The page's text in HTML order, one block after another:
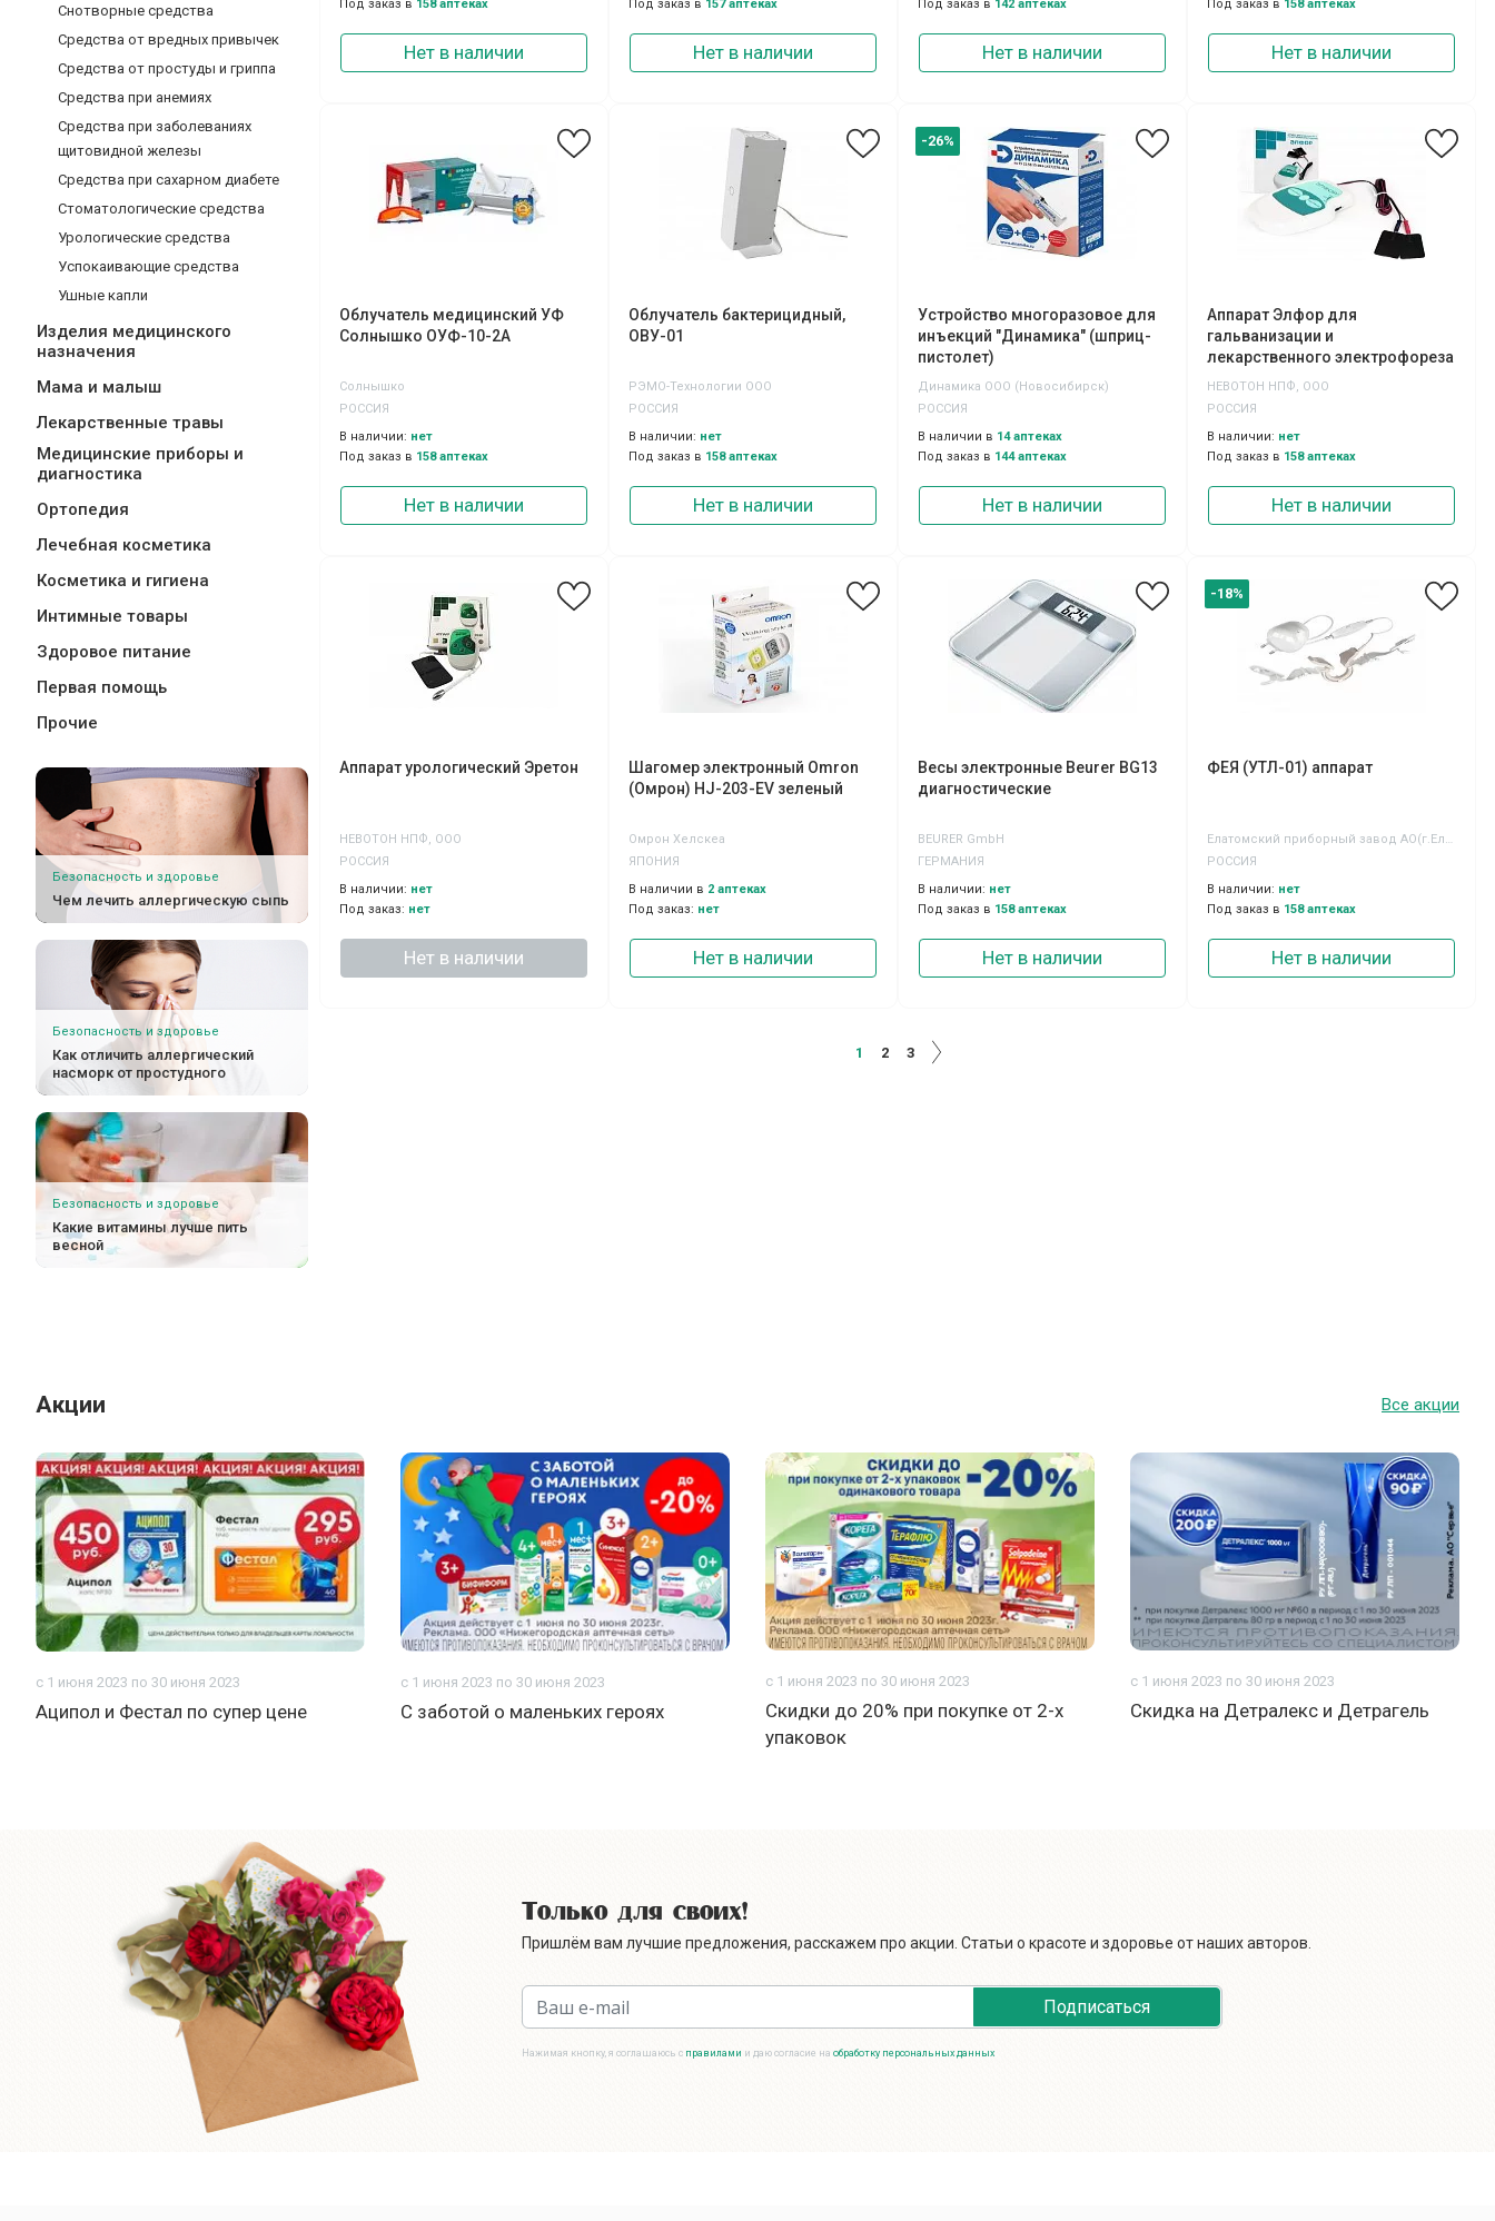
Снотворные средства
Средства от вредных привычек
Средства от простуды и гриппа
Средства при анемиях
Средства при заболеваниях
щитовидной железы
Средства при сахарном диабете
Стоматологические средства
Урологические средства
Успокаивающие средства
Ушные капли
Изделия медицинского
назначения
Мама и малыш
Лекарственные травы
Медицинские приборы и
диагностика
Ортопедия
Лечебная косметика
Косметика и гигиена
Интимные товары
Здоровое питание
Первая помощь
Прочие
Безопасность и здоровье
Чем лечить аллергическую сыпь
Безопасность и здоровье
Как отличить аллергический
насморк от простудного
Безопасность и здоровье
Какие витамины лучше пить
весной
Под заказ в 158 аптеках
Нет в наличии
Под заказ в 157 аптеках
Нет в наличии
Под заказ в 142 аптеках
Нет в наличии
Под заказ в 158 аптеках
Нет в наличии
Облучатель медицинский УФ
Солнышко ОУФ-10-2А
Солнышко
РОССИЯ
В наличии: нет
Под заказ в 158 аптеках
Нет в наличии
Облучатель бактерицидный,
ОВУ-01
РЭМО-Технологии ООО
РОССИЯ
В наличии: нет
Под заказ в 158 аптеках
Нет в наличии
-26%
Устройство многоразовое для
инъекций "Динамика" (шприц-
пистолет)
Динамика ООО (Новосибирск)
РОССИЯ
В наличии в 14 аптеках
Под заказ в 144 аптеках
Нет в наличии
Аппарат Элфор для
гальванизации и
лекарственного электрофореза
портативный
НЕВОТОН НПФ, ООО
РОССИЯ
В наличии: нет
Под заказ в 158 аптеках
Нет в наличии
Аппарат урологический Эретон
НЕВОТОН НПФ, ООО
РОССИЯ
В наличии: нет
Под заказ: нет
Нет в наличии
Шагомер электронный Omron
(Омрон) HJ-203-EV зеленый
Омрон Хелскеа
ЯПОНИЯ
В наличии в 2 аптеках
Под заказ: нет
Нет в наличии
Весы электронные Beurer BG13
диагностические
BEURER GmbH
ГЕРМАНИЯ
В наличии: нет
Под заказ в 158 аптеках
Нет в наличии
-18%
ФЕЯ (УТЛ-01) аппарат
РОССИЯ
В наличии: нет
Под заказ в 158 аптеках
Нет в наличии
1 2 3
Акции Все акции
с 1 июня 2023 по 30 июня 2023
Аципол и Фестал по супер цене
с 1 июня 2023 по 30 июня 2023
С заботой о маленьких героях
с 1 июня 2023 по 30 июня 2023
Скидки до 20% при покупке от 2-х
упаковок
с 1 июня 2023 по 30 июня 2023
Скидка на Детралекс и Детрагель
Только для своих!
Пришлём вам лучшие предложения, расскажем про акции. Статьи о красоте и здоровье от наших авторов.
Подписаться
Нажимая кнопку, я соглашаюсь с правилами и даю согласие на обработку персональных данных